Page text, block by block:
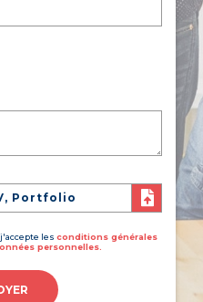
Portfolio
les conditions générales
personnelles.